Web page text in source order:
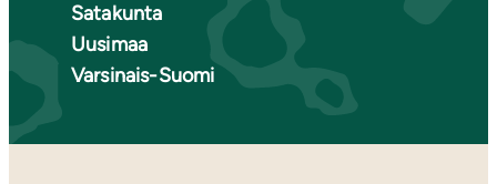
Satakunta
Uusimaa
Varsinais-Suomi